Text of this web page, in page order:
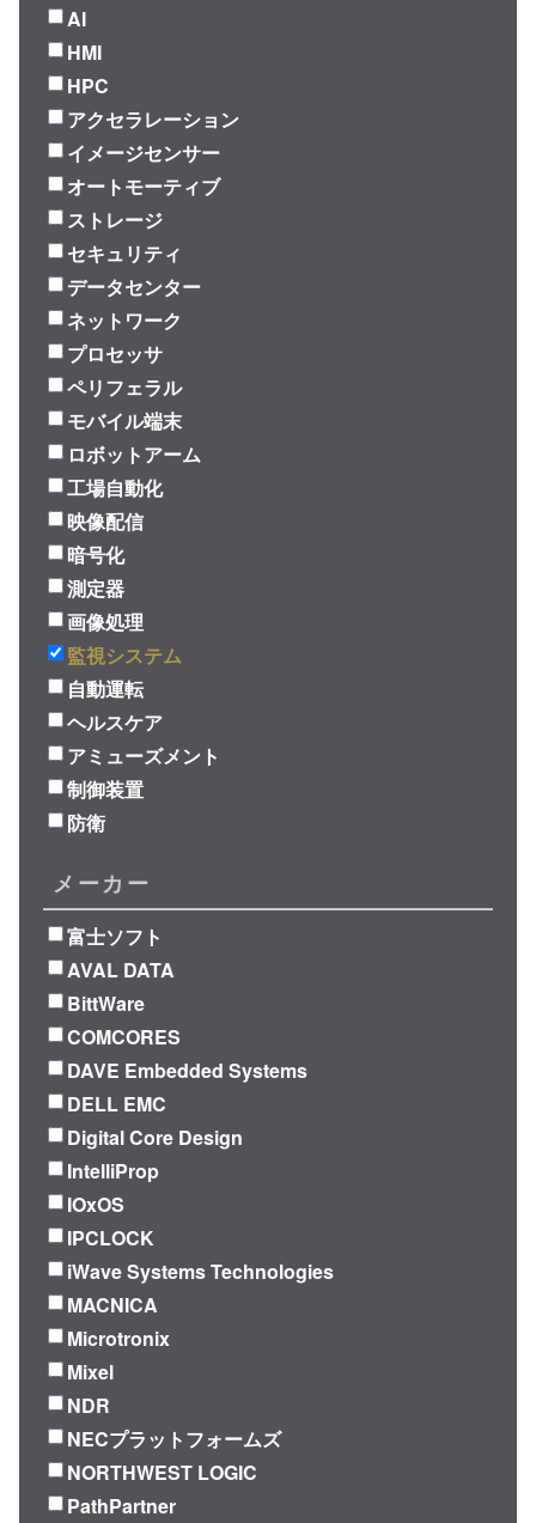
AI
HMI
HPC
アクセラレーション
イメージセンサー
オートモーティブ
ストレージ
セキュリティ
データセンター
ネットワーク
プロセッサ
ペリフェラル
モバイル端末
ロボットアーム
工場自動化
映像配信
暗号化
測定器
画像処理
監視システム
自動運転
ヘルスケア
アミューズメント
制御装置
防衛
メーカー
富士ソフト
AVAL DATA
BittWare
COMCORES
DAVE Embedded Systems
DELL EMC
Digital Core Design
IntelliProp
IOxOS
IPCLOCK
iWave Systems Technologies
MACNICA
Microtronix
Mixel
NDR
NECプラットフォームズ
NORTHWEST LOGIC
PathPartner